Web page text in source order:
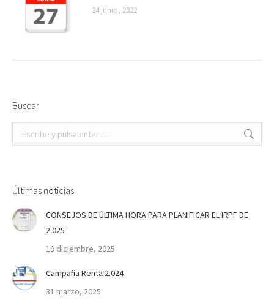
24 junio, 2022
Buscar
Buscar:
Últimas noticias
CONSEJOS DE ÚLTIMA HORA PARA PLANIFICAR EL IRPF DE
2.025
19 diciembre, 2025
Campaña Renta 2.024
31 marzo, 2025